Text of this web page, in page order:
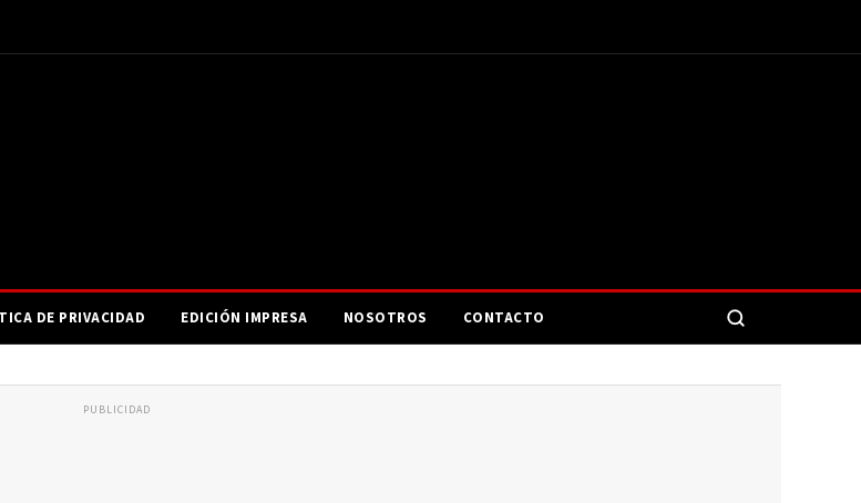
DE PRIVACIDAD EDICIÓN IMPRESA NOSOTROS CONTACTO
PUBLICIDAD